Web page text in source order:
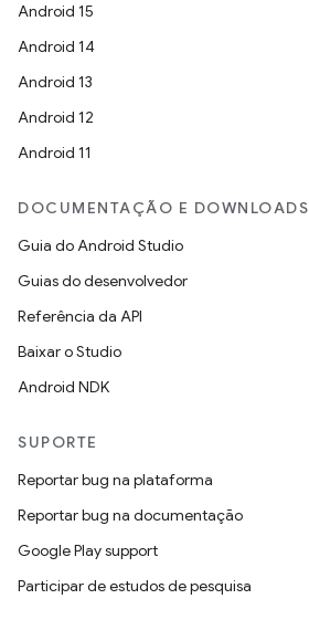
Android 15
Android 14
Android 13
Android 12
Android 11
DOCUMENTAÇÃO E DOWNLOADS
Guia do Android Studio
Guias do desenvolvedor
Referência da API
Baixar o Studio
Android NDK
SUPORTE
Reportar bug na plataforma
Reportar bug na documentação
Google Play support
Participar de estudos de pesquisa